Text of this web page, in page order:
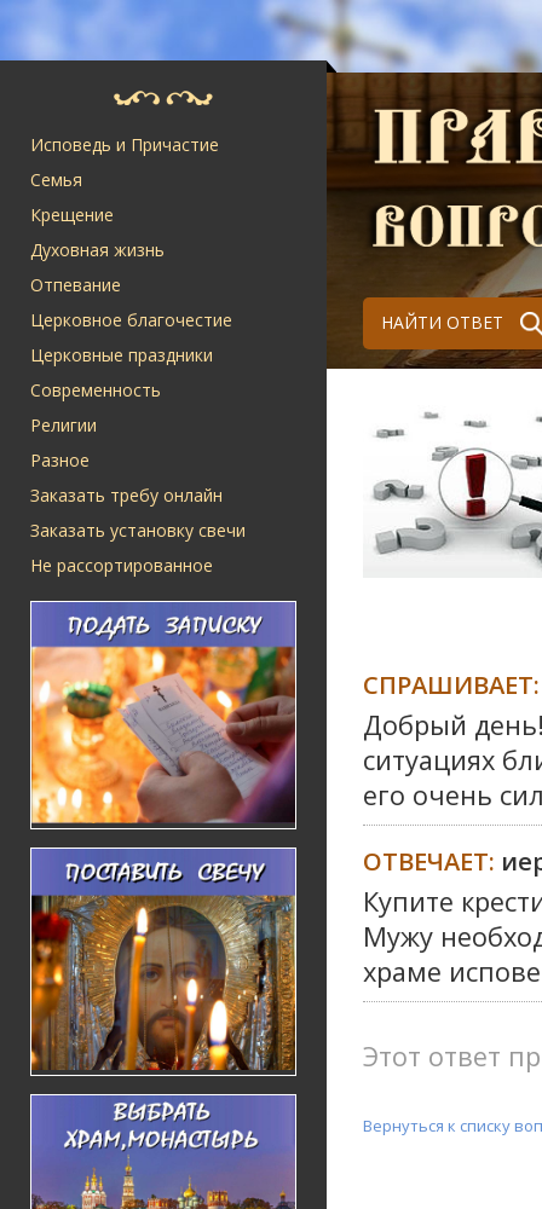
Исповедь и Причастие
Семья
Крещение
Духовная жизнь
Отпевание
Церковное благочестие
Церковные праздники
Современность
Религии
Разное
Заказать требу онлайн
Заказать установку свечи
Не рассортированное
НАЙТИ ОТВЕТ
СПРАШИВАЕТ:
Добрый
ситуациях
его очень
ОТВЕЧАЕТ:
Купите
Мужу
храме
Этот ответ
Вернуться к списку